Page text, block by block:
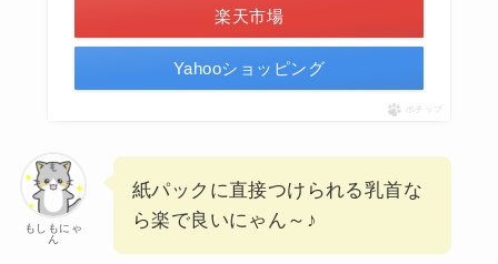
楽天市場
Yahooショッピング
ポチップ
もしもにゃ
ん
紙パックに直接つけられる乳首な
ら楽で良いにゃん～♪